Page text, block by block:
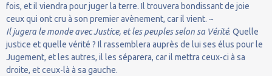
fois, et il viendra pour juger la terre. Il trouvera bondissant de joie
ceux qui ont cru à son premier avènement, car il vient. ~
Il jugera le monde avec Justice, et les peuples selon sa Vérité. Quelle
justice et quelle vérité ? Il rassemblera auprès de lui ses élus pour le
Jugement, et les autres, il les séparera, car il mettra ceux-ci à sa
droite, et ceux-là à sa gauche.